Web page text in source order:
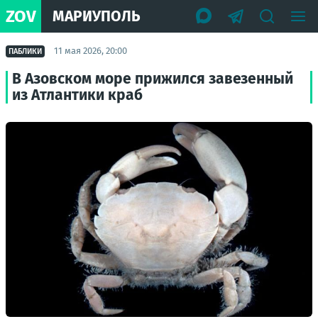
ZOV МАРИУПОЛЬ
ПАБЛИКИ 11 мая 2026, 20:00
В Азовском море прижился завезенный
из Атлантики краб